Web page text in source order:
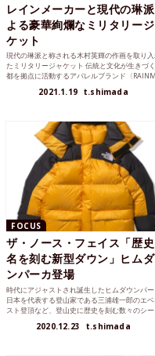
レインメーカーと現代の琳
よる豪華絢爛なミリタリー
ケット
現代の琳派と称される木村英輝の作画を取り
たミリタリージャケット 伝統と文化が生きづ
都を拠点に活動するアパレルブランド〈
2021.1.19 t.shimada
FOCUS
ザ・ノース・フェイス「歴
名を刻む新型ダウン」ヒム
ンパーカ登場
時代にアジャストされ誕生したヒムダウンパー
日本を代表する登山家である三浦雄一郎のエベ
スト登頂など、登山史に歴史を刻む数々のシー
2020.12.23 t.shimada